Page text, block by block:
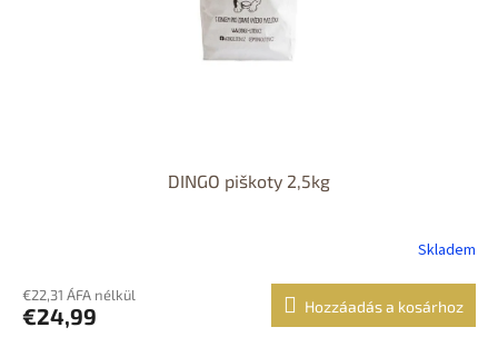
DINGO piškoty 2,5kg
Skladem
€22,31 ÁFA nélkül
€24,99 Hozzáadás a kosárhoz